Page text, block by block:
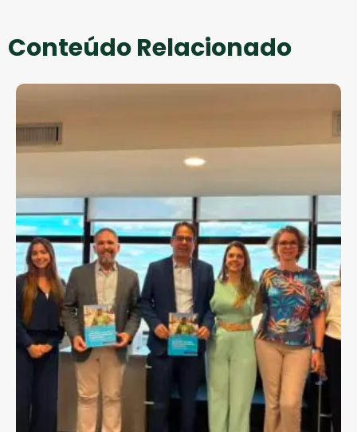
Conteúdo Relacionado